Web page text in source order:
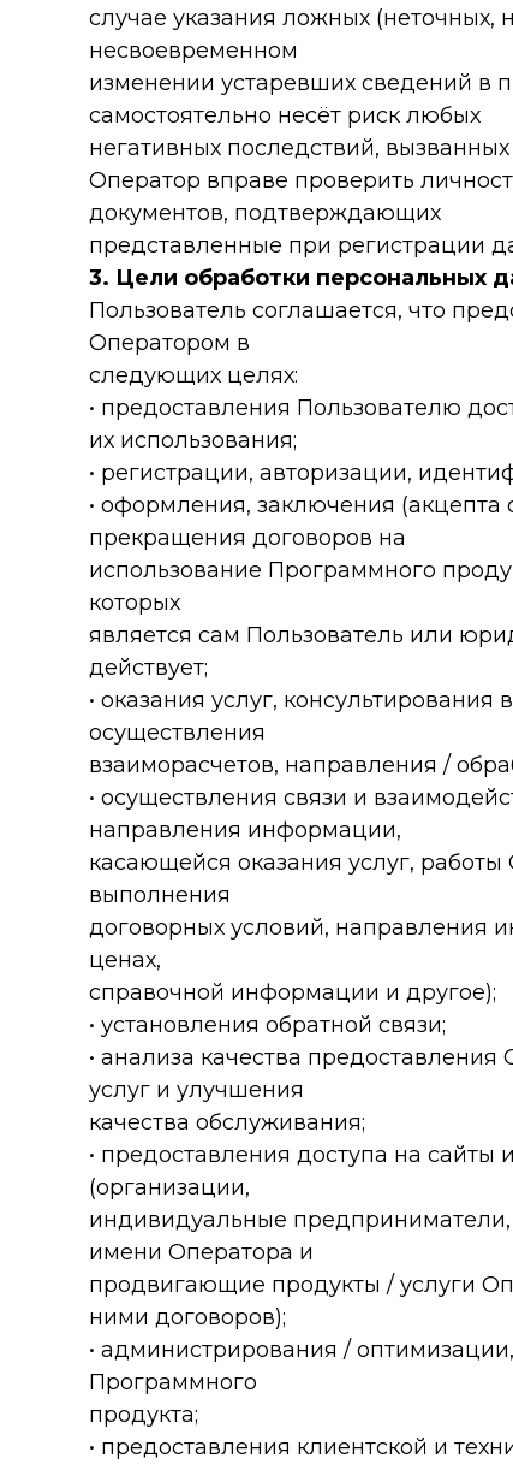
случае указания ложных (неточных,
несвоевременном
изменении устаревших сведений в
самостоятельно несёт риск любых
негативных последствий,
Оператор вправе проверить
документов, подтверждающих
представленные при регистрации
3. Цели обработки персональных
Пользователь соглашается, что
Оператором в
следующих целях:
• предоставления Пользователю
их использования;
• регистрации, авторизации,
• оформления, заключения
прекращения договоров на
использование Программного
которых
является сам Пользователь или
действует;
• оказания услуг,
осуществления
взаиморасчетов, направления /
• осуществления связи и
направления информации,
касающейся оказания услуг,
выполнения
договорных условий, направления
ценах,
справочной информации и другое);
• установления обратной связи;
• анализа качества
услуг и улучшения
качества обслуживания;
• предоставления доступа на
(организации,
индивидуальные
имени Оператора и
продвигающие продукты / услуги
ними договоров);
• администрирования /
Программного
продукта;
• предоставления клиентской и